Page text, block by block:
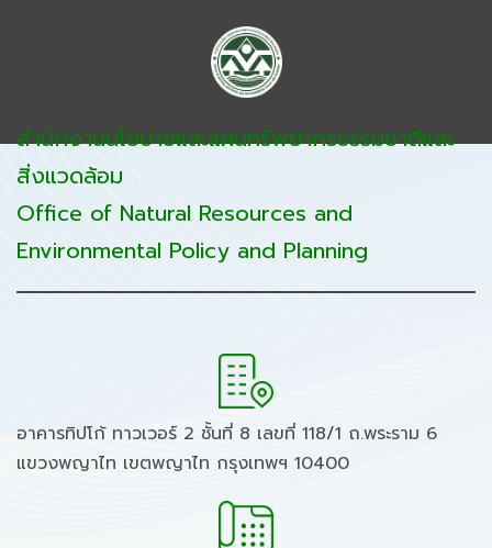
สำนักงานนโยบายและแผนทรัพยากรธรรมชาติและ
สิ่งแวดล้อม
Office of Natural Resources and
Environmental Policy and Planning
อาคารทิปโก้ ทาวเวอร์ 2 ชั้นที่ 8 เลขที่ 118/1 ถ.พระราม 6
แขวงพญาไท เขตพญาไท กรุงเทพฯ 10400